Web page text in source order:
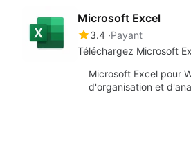
Microsoft Excel
3.4 Payant
Téléchargez Microsoft
Microsoft Excel pour
d'organisation et